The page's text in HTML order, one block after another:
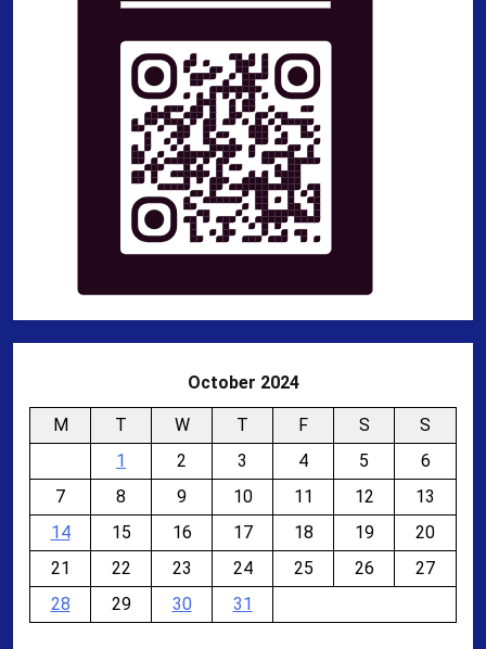
October 2024
M T W T F S
S
1
2 3 4 5
6
7
8 9 10 11 12
13
14
15 16 17 18 19
20
21
22 23 24 25 26
27
28
29 30 31